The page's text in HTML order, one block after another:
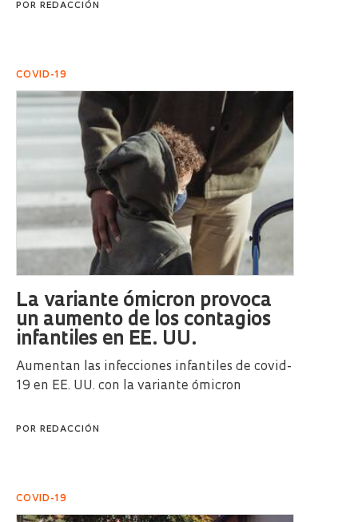
POR REDACCIÓN
COVID-19
La variante ómicron provoca
un aumento de los contagios
infantiles en EE. UU.
Aumentan las infecciones infantiles de covid-
19 en EE. UU. con la variante ómicron
POR REDACCIÓN
COVID-19